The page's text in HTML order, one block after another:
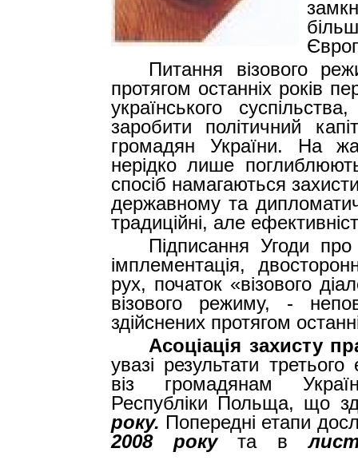
Питання візового
протягом останніх років
українського
заробити політичний
громадян України. На
нерідко лише
спосіб намагаються
державному та
традиційні, але
Підписання Угоди
імплементація,
рух, початок «візового
візового режиму, -
здійснених протягом
Асоціація захисту
увазі результати
віз громадянам
Республіки Польща, що
року. Попередні етапи
2008 рокута в